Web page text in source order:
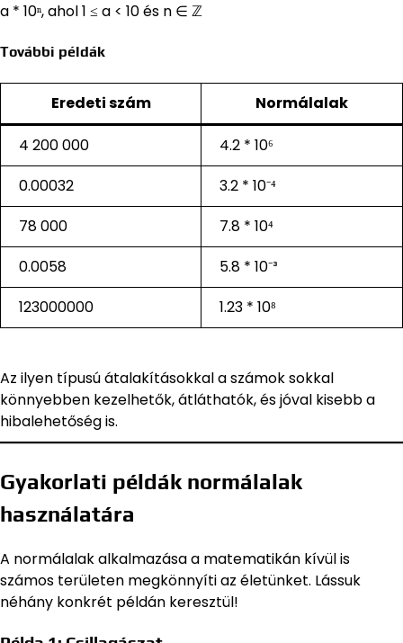
a * 10ⁿ, ahol 1 ≤ a < 10 és n ∈ ℤ
További példák
Eredeti szám Normálalak
4 200 000
4.2 * 10⁶
0.00032
3.2 * 10⁻⁴
78 000
7.8 * 10⁴
0.0058
5.8 * 10⁻³
123000000
1.23 * 10⁸
Az ilyen típusú átalakításokkal a számok sokkal
könnyebben kezelhetők, átláthatók, és jóval kisebb a
hibalehetőség is.
Gyakorlati példák normálalak
használatára
A normálalak alkalmazása a matematikán kívül is
számos területen megkönnyíti az életünket. Lássuk
néhány konkrét példán keresztül!